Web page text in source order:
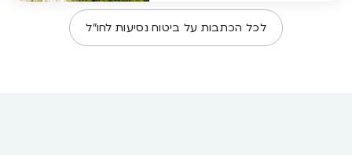
לכל הכתבות על ביטוח נסיעות לחו״ל